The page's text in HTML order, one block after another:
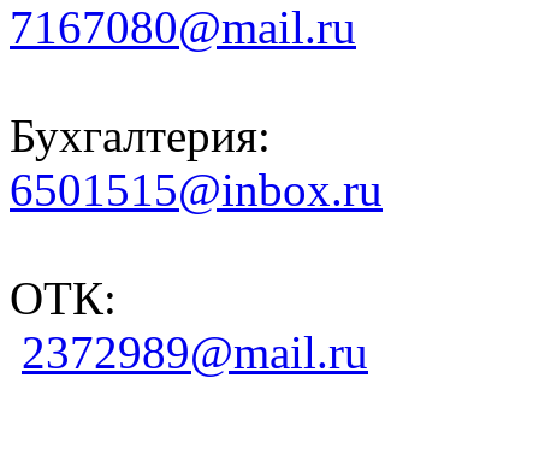
7167080@mail.ru
Бухгалтерия:
6501515@inbox.ru
ОТК:
2372989@mail.ru